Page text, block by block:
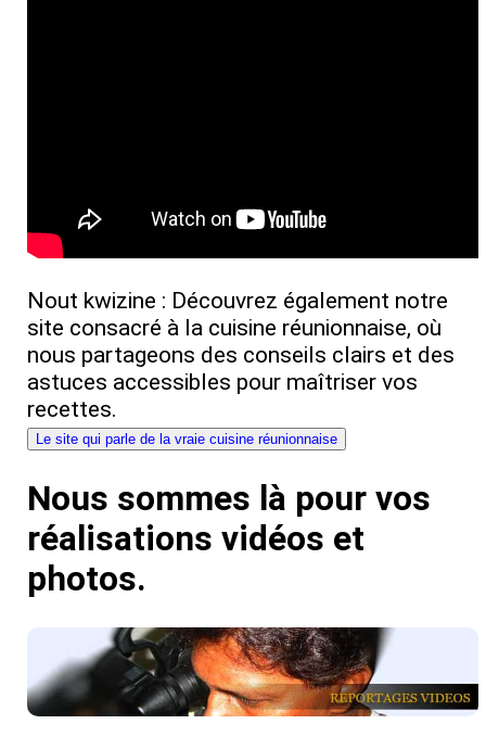
Nout kwizine : Découvrez également notre
site consacré à la cuisine réunionnaise, où
nous partageons des conseils clairs et des
astuces accessibles pour maîtriser vos
recettes.
Le site qui parle de la vraie cuisine réunionnaise
Nous sommes là pour vos
réalisations vidéos et
photos.